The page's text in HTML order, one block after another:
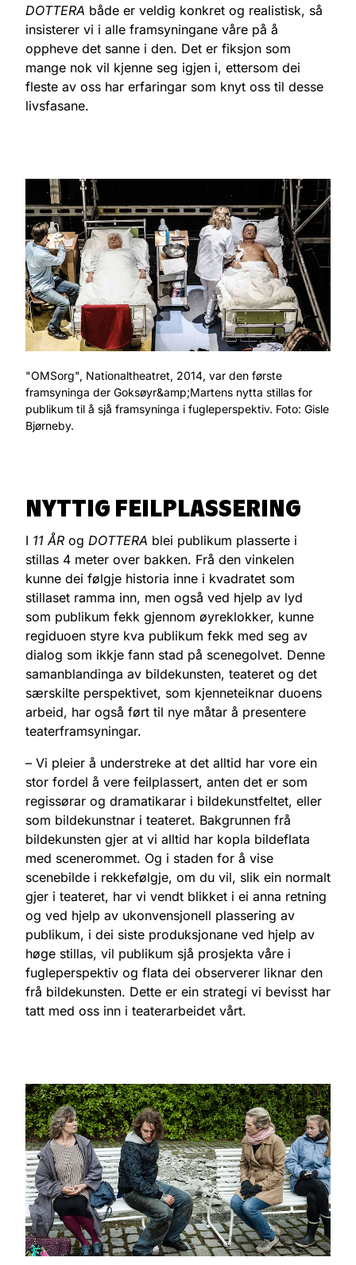
DOTTERA både er veldig konkret og realistisk, så
insisterer vi i alle framsyningane våre på å
oppheve det sanne i den. Det er fiksjon som
mange nok vil kjenne seg igjen i, ettersom dei
fleste av oss har erfaringar som knyt oss til desse
livsfasane.
"OMSorg", Nationaltheatret, 2014, var den første
framsyninga der Goksøyr&amp;Martens nytta stillas for
publikum til å sjå framsyninga i fugleperspektiv. Foto: Gisle
Bjørneby.
NYTTIG FEILPLASSERING
I 11 ÅR og DOTTERA blei publikum plasserte i
stillas 4 meter over bakken. Frå den vinkelen
kunne dei følgje historia inne i kvadratet som
stillaset ramma inn, men også ved hjelp av lyd
som publikum fekk gjennom øyreklokker, kunne
regiduoen styre kva publikum fekk med seg av
dialog som ikkje fann stad på scenegolvet. Denne
samanblandinga av bildekunsten, teateret og det
særskilte perspektivet, som kjenneteiknar duoens
arbeid, har også ført til nye måtar å presentere
teaterframsyningar.
– Vi pleier å understreke at det alltid har vore ein
stor fordel å vere feilplassert, anten det er som
regissørar og dramatikarar i bildekunstfeltet, eller
som bildekunstnar i teateret. Bakgrunnen frå
bildekunsten gjer at vi alltid har kopla bildeflata
med scenerommet. Og i staden for å vise
scenebilde i rekkefølgje, om du vil, slik ein normalt
gjer i teateret, har vi vendt blikket i ei anna retning
og ved hjelp av ukonvensjonell plassering av
publikum, i dei siste produksjonane ved hjelp av
høge stillas, vil publikum sjå prosjekta våre i
fugleperspektiv og flata dei observerer liknar den
frå bildekunsten. Dette er ein strategi vi bevisst har
tatt med oss inn i teaterarbeidet vårt.